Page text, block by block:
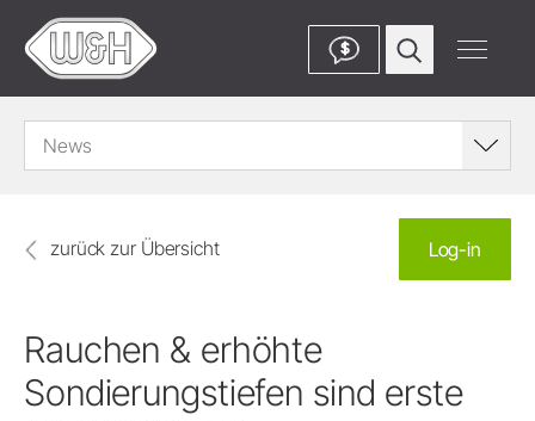
$
News
zurück zur Übersicht Log-in
Rauchen & erhöhte
Sondierungstiefen sind erste